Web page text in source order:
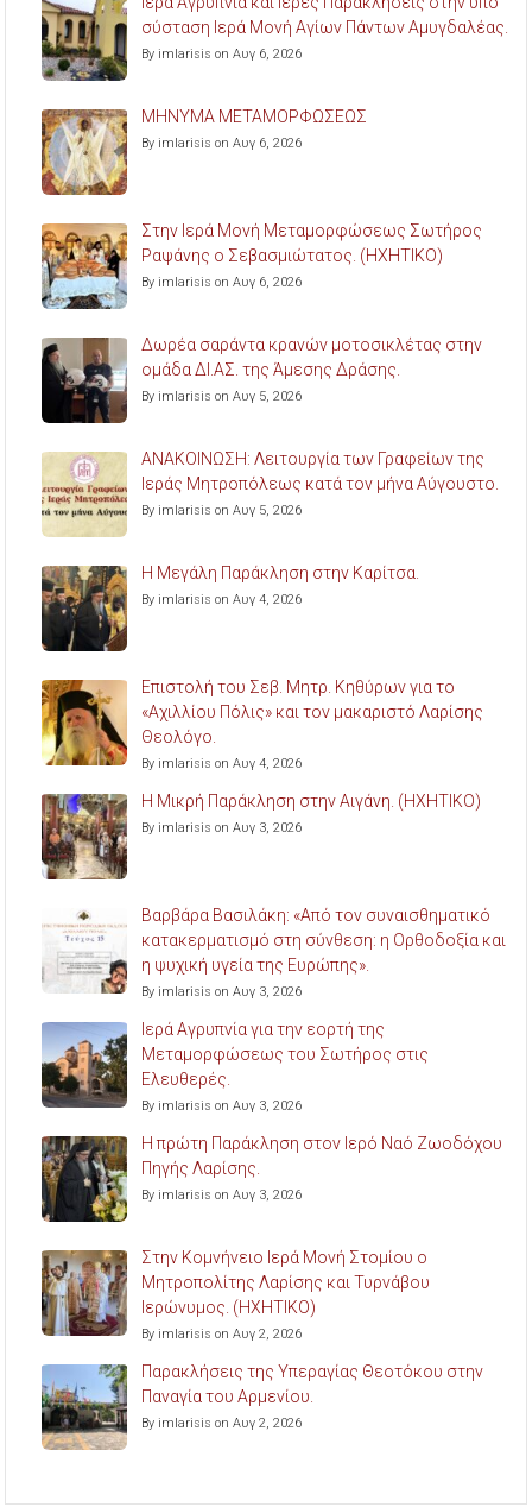
σύσταση Ιερά Μονή Αγίων Πάντων Αμυγδαλέας.
By imlarisis on Αυγ 6, 2026
ΜΗΝΥΜΑ ΜΕΤΑΜΟΡΦΩΣΕΩΣ
By imlarisis on Αυγ 6, 2026
Στην Ιερά Μονή Μεταμορφώσεως Σωτήρος
Ραψάνης ο Σεβασμιώτατος. (ΗΧΗΤΙΚΟ)
By imlarisis on Αυγ 6, 2026
Δωρέα σαράντα κρανών μοτοσικλέτας στην
ομάδα ΔΙ.ΑΣ. της Άμεσης Δράσης.
By imlarisis on Αυγ 5, 2026
ΑΝΑΚΟΙΝΩΣΗ: Λειτουργία των Γραφείων της
Ιεράς Μητροπόλεως κατά τον μήνα Αύγουστο.
By imlarisis on Αυγ 5, 2026
Η Μεγάλη Παράκληση στην Καρίτσα.
By imlarisis on Αυγ 4, 2026
Επιστολή του Σεβ. Μητρ. Κηθύρων για το
«Αχιλλίου Πόλις» και τον μακαριστό Λαρίσης
Θεολόγο.
By imlarisis on Αυγ 4, 2026
Η Μικρή Παράκληση στην Αιγάνη. (ΗΧΗΤΙΚΟ)
By imlarisis on Αυγ 3, 2026
Βαρβάρα Βασιλάκη: «Από τον συναισθηματικό
κατακερματισμό στη σύνθεση: η Ορθοδοξία και
η ψυχική υγεία της Ευρώπης».
By imlarisis on Αυγ 3, 2026
Ιερά Αγρυπνία για την εορτή της
Μεταμορφώσεως του Σωτήρος στις
Ελευθερές.
By imlarisis on Αυγ 3, 2026
Η πρώτη Παράκληση στον Ιερό Ναό Ζωοδόχου
Πηγής Λαρίσης.
By imlarisis on Αυγ 3, 2026
Στην Κομνήνειο Ιερά Μονή Στομίου ο
Μητροπολίτης Λαρίσης και Τυρνάβου
Ιερώνυμος. (ΗΧΗΤΙΚΟ)
By imlarisis on Αυγ 2, 2026
Παρακλήσεις της Υπεραγίας Θεοτόκου στην
Παναγία του Αρμενίου.
By imlarisis on Αυγ 2, 2026